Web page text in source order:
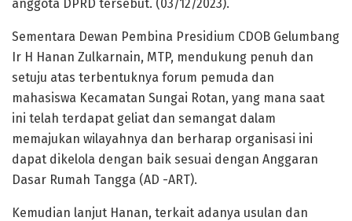
anggota DPRD tersebut. (03/12/2023).
Sementara Dewan Pembina Presidium CDOB Gelumbang
Ir H Hanan Zulkarnain, MTP, mendukung penuh dan
setuju atas terbentuknya forum pemuda dan
mahasiswa Kecamatan Sungai Rotan, yang mana saat
ini telah terdapat geliat dan semangat dalam
memajukan wilayahnya dan berharap organisasi ini
dapat dikelola dengan baik sesuai dengan Anggaran
Dasar Rumah Tangga (AD -ART).
Kemudian lanjut Hanan, terkait adanya usulan dan